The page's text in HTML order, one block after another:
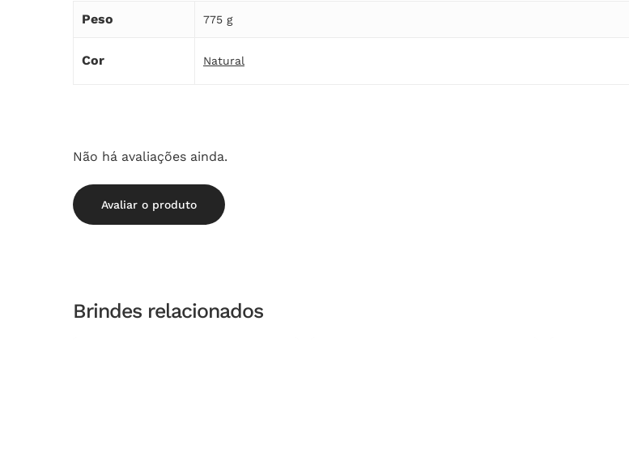
Peso 775 g
Cor Natural
Não há avaliações ainda.
Avaliar o produto
Brindes relacionados